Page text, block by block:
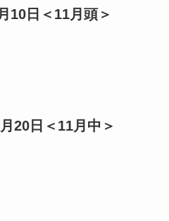
10日＜11月頭＞
20日＜11月中＞